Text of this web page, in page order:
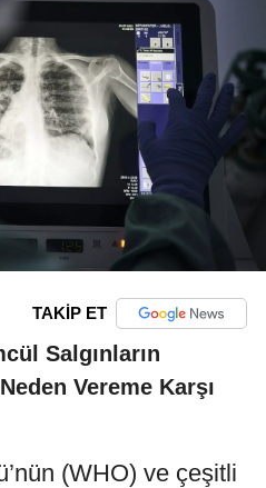
TAKİP ET
Salgınların
Vereme Karşı
(WHO) ve çeşitli